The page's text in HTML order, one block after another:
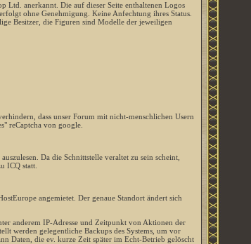
Ltd. anerkannt. Die auf dieser Seite enthaltenen Logos
ohne Genehmigung. Keine Anfechtung ihres Status.
Besitzer, die Figuren sind Modelle der jeweiligen
dass unser Forum mit nicht-menschlichen Usern
reCaptcha von google.
Da die Schnittstelle veraltet zu sein scheint,
ICQ statt.
angemietet. Der genaue Standort ändert sich
anderem IP-Adresse und Zeitpunkt von Aktionen der
werden gelegentliche Backups des Systems, um vor
Daten, die ev. kurze Zeit später im Echt-Betrieb gelöscht